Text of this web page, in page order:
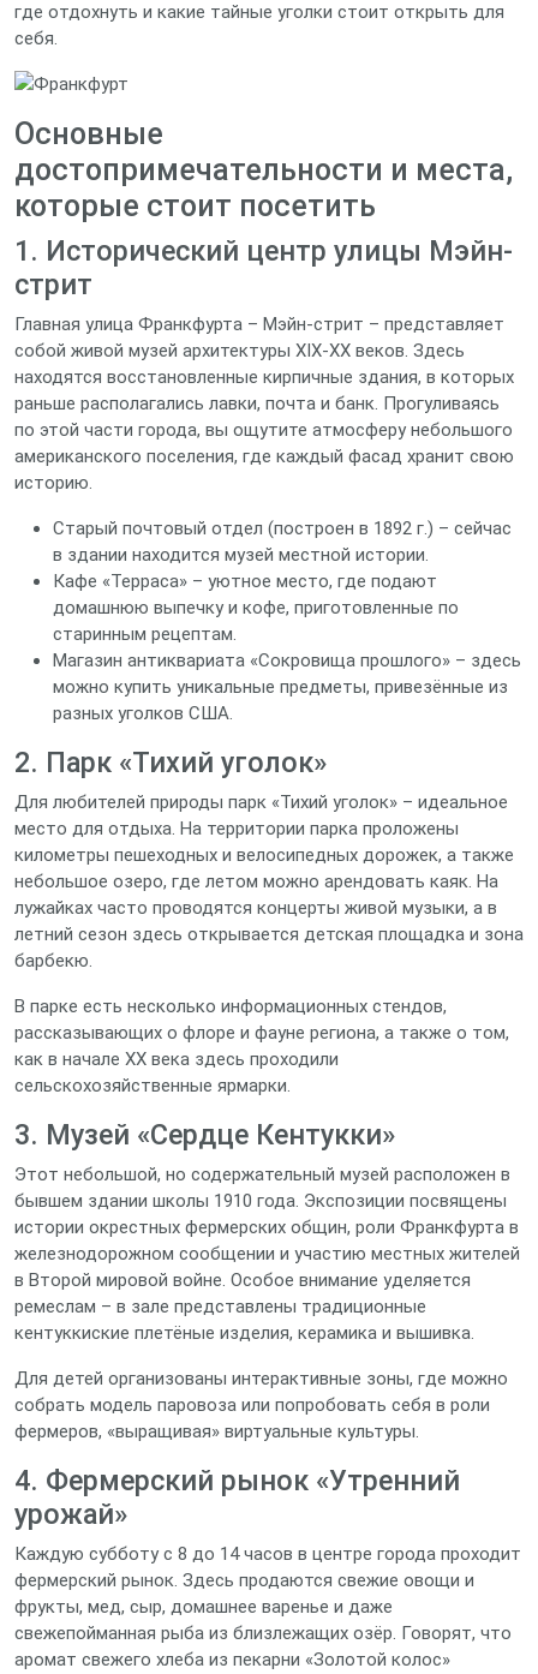
где отдохнуть и какие тайные уголки стоит открыть для
себя.
Основные
достопримечательности и места,
которые стоит посетить
1. Исторический центр улицы Мэйн-
стрит
Главная улица Франкфурта – Мэйн-стрит – представляет
собой живой музей архитектуры XIX‑XX веков. Здесь
находятся восстановленные кирпичные здания, в которых
раньше располагались лавки, почта и банк. Прогуливаясь
по этой части города, вы ощутите атмосферу небольшого
американского поселения, где каждый фасад хранит свою
историю.
Старый почтовый отдел (построен в 1892 г.) – сейчас
в здании находится музей местной истории.
Кафе «Терраса» – уютное место, где подают
домашнюю выпечку и кофе, приготовленные по
старинным рецептам.
Магазин антиквариата «Сокровища прошлого» – здесь
можно купить уникальные предметы, привезённые из
разных уголков США.
2. Парк «Тихий уголок»
Для любителей природы парк «Тихий уголок» – идеальное
место для отдыха. На территории парка проложены
километры пешеходных и велосипедных дорожек, а также
небольшое озеро, где летом можно арендовать каяк. На
лужайках часто проводятся концерты живой музыки, а в
летний сезон здесь открывается детская площадка и зона
барбекю.
В парке есть несколько информационных стендов,
рассказывающих о флоре и фауне региона, а также о том,
как в начале XX века здесь проходили
сельскохозяйственные ярмарки.
3. Музей «Сердце Кентукки»
Этот небольшой, но содержательный музей расположен в
бывшем здании школы 1910 года. Экспозиции посвящены
истории окрестных фермерских общин, роли Франкфурта в
железнодорожном сообщении и участию местных жителей
в Второй мировой войне. Особое внимание уделяется
ремеслам – в зале представлены традиционные
кентуккиские плетёные изделия, керамика и вышивка.
Для детей организованы интерактивные зоны, где можно
собрать модель паровоза или попробовать себя в роли
фермеров, «выращивая» виртуальные культуры.
4. Фермерский рынок «Утренний
урожай»
Каждую субботу с 8 до 14 часов в центре города проходит
фермерский рынок. Здесь продаются свежие овощи и
фрукты, мед, сыр, домашнее варенье и даже
свежепойманная рыба из близлежащих озёр. Говорят, что
аромат свежего хлеба из пекарни «Золотой колос»